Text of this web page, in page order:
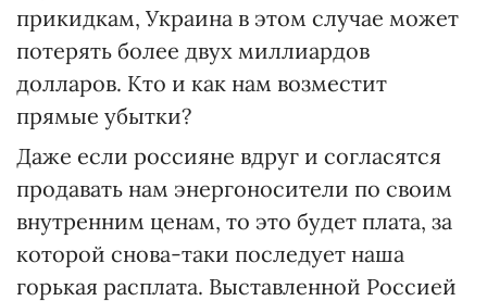
прикидкам, Украина в этом случае может
потерять более двух миллиардов
долларов. Кто и как нам возместит
прямые убытки?
Даже если россияне вдруг и согласятся
продавать нам энергоносители по своим
внутренним ценам, то это будет плата, за
которой снова-таки последует наша
горькая расплата. Выставленной Россией